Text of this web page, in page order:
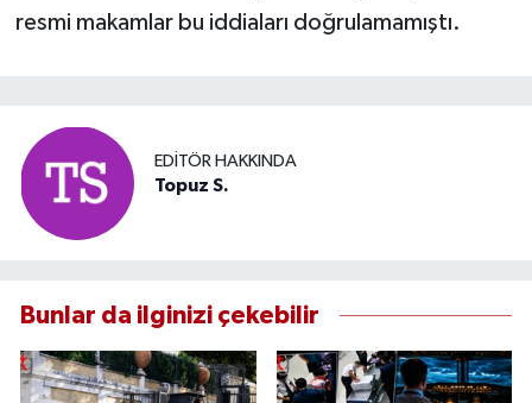
resmi makamlar bu iddiaları doğrulamamıştı.
EDITÖR HAKKINDA
Topuz S.
Bunlar da ilginizi çekebilir